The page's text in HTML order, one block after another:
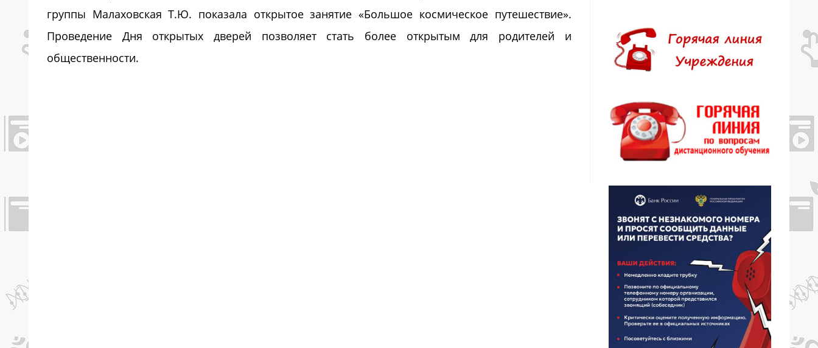
группы Малаховская Т.Ю. показала открытое занятие «Большое космическое путешествие».
Проведение Дня открытых дверей позволяет стать более открытым для родителей и
общественности.